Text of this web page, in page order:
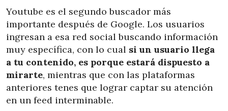
Youtube es el segundo buscador más
importante después de Google. Los usuarios
ingresan a esa red social buscando información
muy específica, con lo cual si un usuario llega
a tu contenido, es porque estará dispuesto a
mirarte, mientras que con las plataformas
anteriores tenes que lograr captar su atención
en un feed interminable.